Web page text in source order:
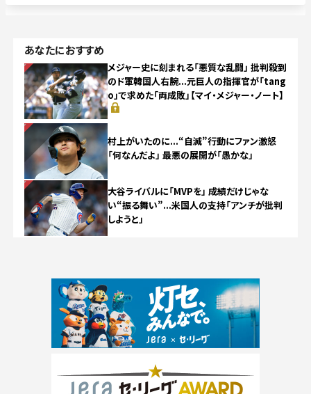
あなたにおすすめ
NEW
メジャー史に刻まれる「悪質な乱闘」 批判殺到
のド軍韓国人右腕...元巨人の指揮官が「tang
o」で求めた「両成敗」【マイ・メジャー・ノート】
NEW
村上がいたのに...“自滅”行動にファン激怒
「何なんだよ」 最悪の展開が「愚かな」
NEW
大谷ライバルに「MVPを」 成績だけじゃな
い“振る舞い”...米国人の支持「アンチが批判
しようと」